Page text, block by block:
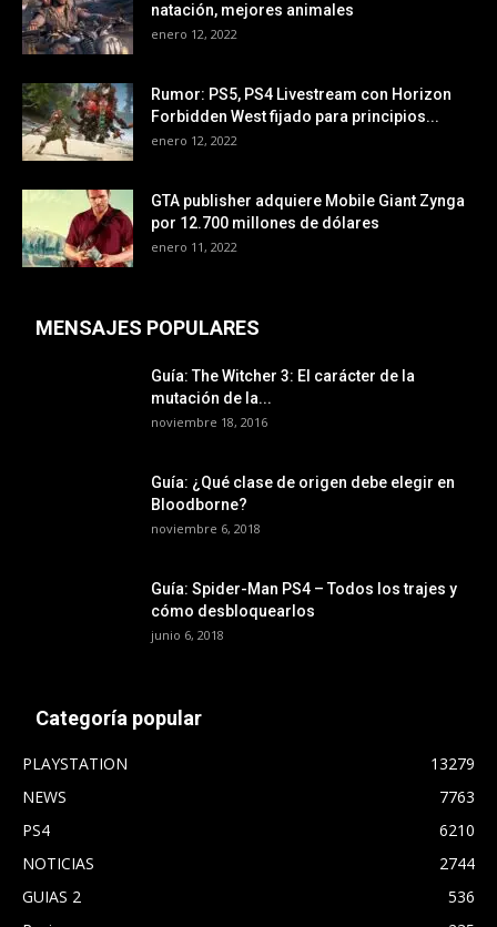
natación, mejores animales
enero 12, 2022
Rumor: PS5, PS4 Livestream con Horizon
Forbidden West fijado para principios...
enero 12, 2022
GTA publisher adquiere Mobile Giant Zynga
por 12.700 millones de dólares
enero 11, 2022
MENSAJES POPULARES
Guía: The Witcher 3: El carácter de la
mutación de la...
noviembre 18, 2016
Guía: ¿Qué clase de origen debe elegir en
Bloodborne?
noviembre 6, 2018
Guía: Spider-Man PS4 – Todos los trajes y
cómo desbloquearlos
junio 6, 2018
Categoría popular
PLAYSTATION
13279
NEWS
7763
PS4
6210
NOTICIAS
2744
GUIAS 2
536